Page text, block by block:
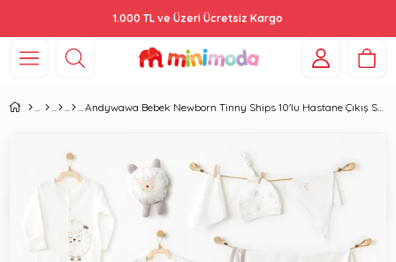
1.000 TL ve Üzeri Ücretsiz Kargo
Andywawa Bebek Newborn Tinny Ships 10'lu Hastane Çıkış Seti Ecru AC25561